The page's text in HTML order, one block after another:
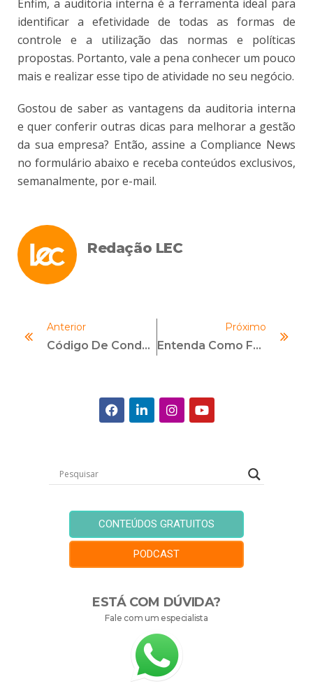
Enfim, a auditoria interna é a ferramenta ideal para
identificar a efetividade de todas as formas de
controle e a utilização das normas e políticas
propostas. Portanto, vale a pena conhecer um pouco
mais e realizar esse tipo de atividade no seu negócio.
Gostou de saber as vantagens da auditoria interna
e quer conferir outras dicas para melhorar a gestão
da sua empresa? Então, assine a Compliance News
no formulário abaixo e receba conteúdos exclusivos,
semanalmente, por e-mail.
Redação LEC
Anterior
Código De Conduta Ética: Entenda 6 Dicas Para Elaboração De Um Código De Ética
Próximo
Entenda Como Funciona O Processo De Investigações Internas De Compliance
CONTEÚDOS GRATUITOS
PODCAST
ESTÁ COM DÚVIDA?
Fale com um especialista